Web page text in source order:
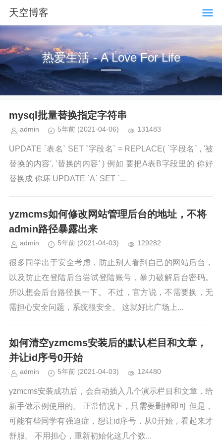
天空博客
热爱生活 - A Love For Life
mysql批量替换指定字符串
admin 5年前 (2021-04-06) 131483
UPDATE `表名` SET `字段名` = REPLACE( `字段名` , '被
替换的内容', '替换的内容' ) 例如 要把A表B字段里的 你好
替换成 你坏 UPDATE `A` SET `...
yzmcms如何修改网站管理后台的地址，不将
admin路径暴露出来
admin 5年前 (2021-04-03) 129282
很多同学出于安全考虑，防止别人看到自己的网站后台，
以及防止在登陆后台尝试登陆账号，暴力破解后台密码。
所以想会后台路径换一下。 不过，官方说，不需要换，无
需担心安全问题，系统很安全。 这就好比广场上...
如何清空yzmcms安装后的默认栏目和文章，
并让id序号0开始
admin 5年前 (2021-04-03) 124480
yzmcms安装成功后，会自动插入几个演示栏目和文章，给
新手做示例使用的。 正常情况下，只需要删掉即可 但是，
可能有些同学有强迫症，想让id序号，从0开始，看起来才
舒服。 不用担心，重新初始化这几个数...